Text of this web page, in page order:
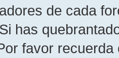
de cada
has
favor